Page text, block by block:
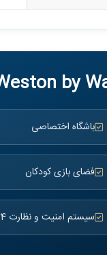
باشگاه اختصاصی
فضای بازی کودکان
سیستم امنیت و نظارت 24 ساعته